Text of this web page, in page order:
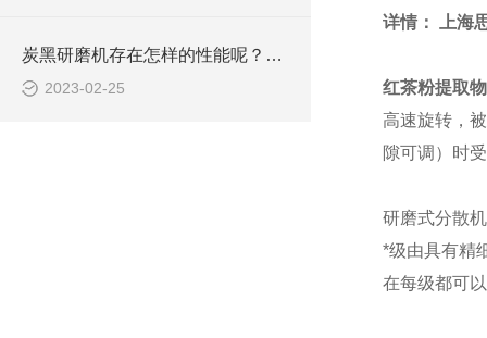
炭黑研磨机存在怎样的性能呢？瞧着里
2023-02-25
详情： 上海
红茶粉提取
高速旋转，
隙可调）时
研磨式分散
*级由具有精
在每级都可